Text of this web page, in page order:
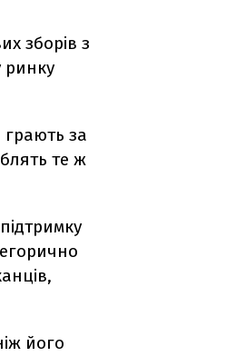
зборів з
ринку
за
те ж
його